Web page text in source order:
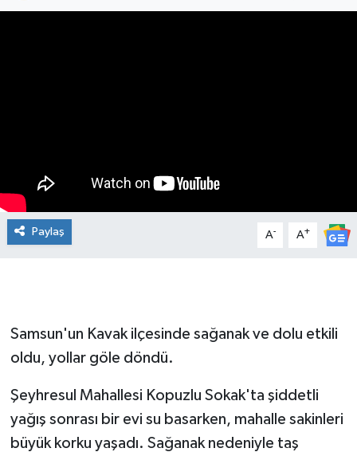
Paylaş A- A+
Samsun'un Kavak ilçesinde sağanak ve dolu etkili
oldu, yollar göle döndü.
Şeyhresul Mahallesi Kopuzlu Sokak'ta şiddetli
yağış sonrası bir evi su basarken, mahalle sakinleri
büyük korku yaşadı. Sağanak nedeniyle taş